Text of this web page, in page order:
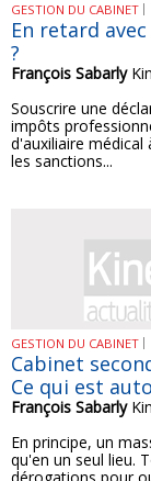
GESTION DU CABINET
En retard
?
François Sabarly
Souscrire une
impôts
d'auxiliaire
les sanctions...
GESTION DU CABINET
Cabinet
Ce qui est
François Sabarly
En principe, un
qu'en un seul lieu.